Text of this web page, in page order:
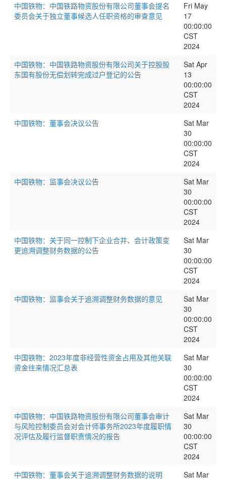
中国铁物：中国铁路物资股份有限公司董事会提名
委员会关于独立董事候选人任职资格的审查意见
Fri May
17
00:00:00
CST
2024
中国铁物：中国铁路物资股份有限公司关于控股股
东国有股份无偿划转完成过户登记的公告
Sat Apr
13
00:00:00
CST
2024
中国铁物：董事会决议公告
Sat Mar
30
00:00:00
CST
2024
中国铁物：监事会决议公告
Sat Mar
30
00:00:00
CST
2024
中国铁物：关于同一控制下企业合并、会计政策变
更追溯调整财务数据的公告
Sat Mar
30
00:00:00
CST
2024
中国铁物：监事会关于追溯调整财务数据的意见
Sat Mar
30
00:00:00
CST
2024
中国铁物：2023年度非经营性资金占用及其他关联
资金往来情况汇总表
Sat Mar
30
00:00:00
CST
2024
中国铁物：中国铁路物资股份有限公司董事会审计
与风险控制委员会对会计师事务所2023年度履职情
况评估及履行监督职责情况的报告
Sat Mar
30
00:00:00
CST
2024
中国铁物：董事会关于追溯调整财务数据的说明
Sat Mar